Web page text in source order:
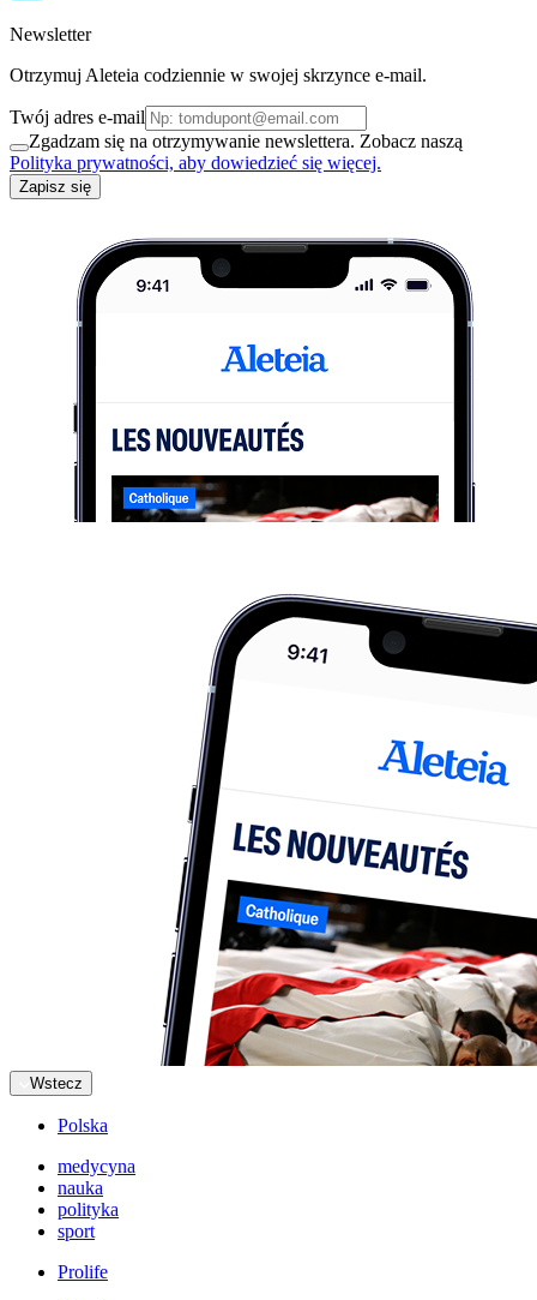
Newsletter
Otrzymuj Aleteia codziennie w swojej skrzynce e-mail.
Twój adres e-mail
Zgadzam się na otrzymywanie newslettera. Zobacz naszą
Polityka prywatności, aby dowiedzieć się więcej.
Zapisz się
Wstecz
Polska
medycyna
nauka
polityka
sport
Prolife